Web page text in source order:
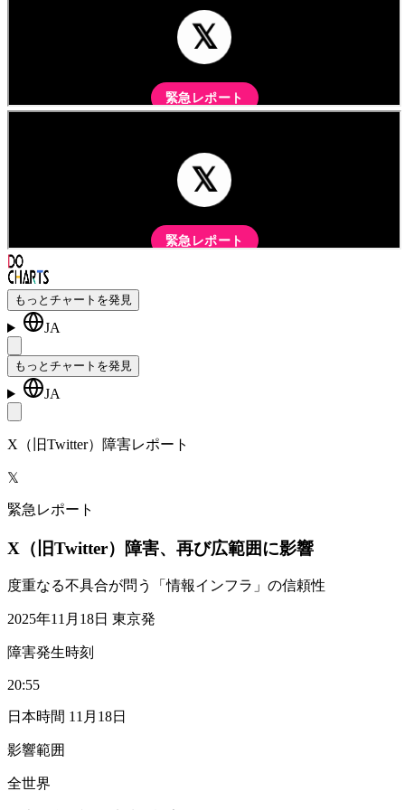
もっとチャートを発見
JA
もっとチャートを発見
JA
X（旧Twitter）障害レポート
𝕏
緊急レポート
X（旧Twitter）障害、再び広範囲に影響
度重なる不具合が問う「情報インフラ」の信頼性
2025年11月18日 東京発
障害発生時刻
20:55
日本時間 11月18日
影響範囲
全世界